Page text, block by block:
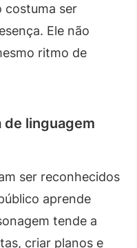
costuma ser
Ele não
ritmo de
linguagem
ser reconhecidos
aprende
tende a
criar planos e